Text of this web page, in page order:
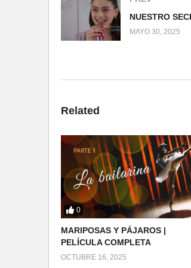
NUESTRO
MAYO 30, 2025
Related
0
MARIPOSAS Y PÁJAROS |
PELÍCULA COMPLETA
OCTUBRE 16, 2025